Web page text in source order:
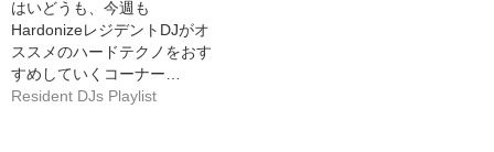
はいどうも、今週も
HardonizeレジデントDJがオ
ススメのハードテクノをおす
すめしていくコーナー…
Resident DJs Playlist